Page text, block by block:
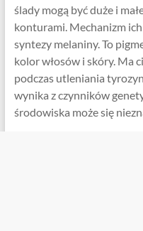
ślady mogą być duże i
konturami. Mechanizm
syntezy melaniny. To
kolor włosów i skóry. Ma
podczas utleniania
wynika z czynników
środowiska może się